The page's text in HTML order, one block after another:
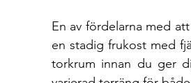
En av fördelarna med
en stadig frukost med
torkrum innan du ger